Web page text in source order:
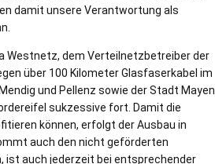
damit unsere Verantwortung als
Westnetz, dem Verteilnetzbetreiber der
über 100 Kilometer Glasfaserkabel im
und Pellenz sowie der Stadt Mayen
sukzessive fort. Damit die
können, erfolgt der Ausbau in
auch den nicht geförderten
auch jederzeit bei entsprechender